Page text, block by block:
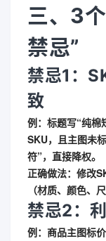
三、3
禁忌”
禁忌1：
致
例：标题写“纯棉
SKU，且主图未
符”，直接降权。
正确做法：修改
（材质、颜色、
禁忌2：
例：商品主图标